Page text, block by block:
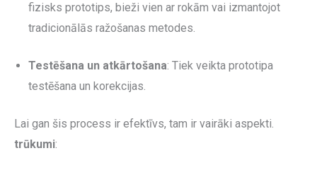
fizisks prototips, bieži vien ar rokām vai izmantojot
tradicionālās ražošanas metodes.
Testēšana un atkārtošana: Tiek veikta prototipa
testēšana un korekcijas.
Lai gan šis process ir efektīvs, tam ir vairāki aspekti.
trūkumi: